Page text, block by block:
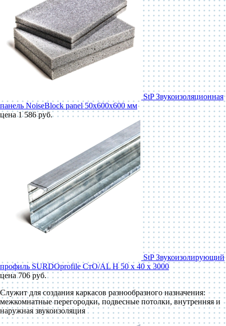
StP Звукоизоляционная
панель NoiseBlock panel 50x600x600 мм
цена 1 586 руб.
StP Звукоизолирующий
профиль SURDOprofile СтО/AL Н 50 x 40 x 3000
цена 706 руб.
Служит для создания каркасов разнообразного назначения:
межкомнатные перегородки, подвесные потолки, внутренняя и
наружная звукоизоляция